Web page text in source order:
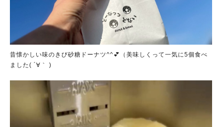
昔懐かしい味のきび砂糖ドーナツ^^💕（美味しくって一気に5個食べ
ました( ´∀｀ )